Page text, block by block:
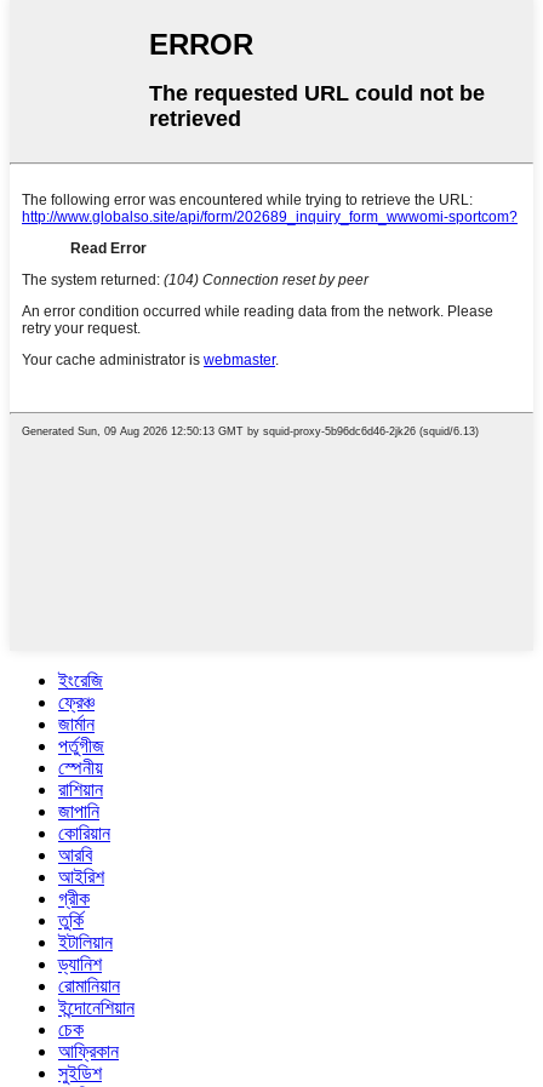
ইংরেজি
ফ্রেঞ্চ
জার্মান
পর্তুগীজ
স্পেনীয়
রাশিয়ান
জাপানি
কোরিয়ান
আরবি
আইরিশ
গ্রীক
তুর্কি
ইটালিয়ান
ড্যানিশ
রোমানিয়ান
ইন্দোনেশিয়ান
চেক
আফ্রিকান
সুইডিশ